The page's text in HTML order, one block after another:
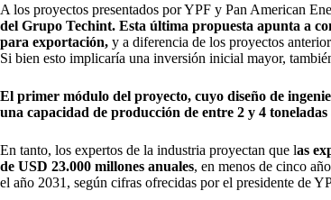
A los proyectos presentados por YPF y Pan American
del Grupo Techint. Esta última propuesta apunta a
para exportación, y a diferencia de los proyectos
Si bien esto implicaría una inversión inicial mayor,
El primer módulo del proyecto, cuyo diseño de
una capacidad de producción de entre 2 y 4 toneladas
En tanto, los expertos de la industria proyectan que las
de USD 23.000 millones anuales, en menos de cinco
el año 2031, según cifras ofrecidas por el presidente de